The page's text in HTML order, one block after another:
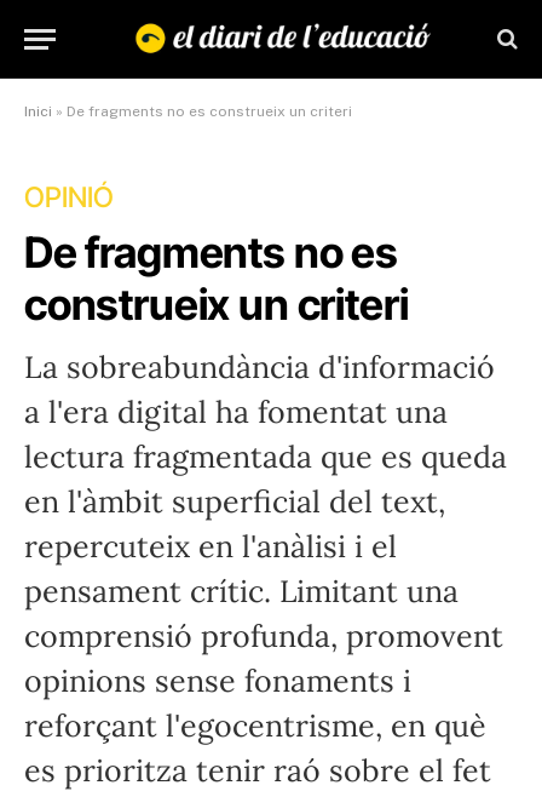
Inici » De fragments no es construeix un criteri
OPINIÓ
De fragments no es
construeix un criteri
La sobreabundància d'informació
a l'era digital ha fomentat una
lectura fragmentada que es queda
en l'àmbit superficial del text,
repercuteix en l'anàlisi i el
pensament crític. Limitant una
comprensió profunda, promovent
opinions sense fonaments i
reforçant l'egocentrisme, en què
es prioritza tenir raó sobre el fet